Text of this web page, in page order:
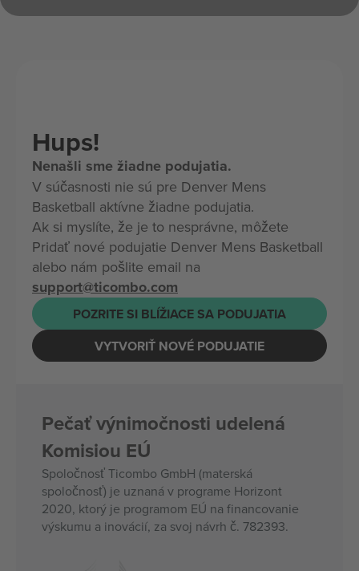
Hups!
Nenašli sme žiadne podujatia.
V súčasnosti nie sú pre Denver Mens
Basketball aktívne žiadne podujatia.
Ak si myslíte, že je to nesprávne, môžete
Pridať nové podujatie Denver Mens Basketball
alebo nám pošlite email na
support@ticombo.com
POZRITE SI BLÍŽIACE SA PODUJATIA
VYTVORIŤ NOVÉ PODUJATIE
Pečať výnimočnosti udelená
Komisiou EÚ
Spoločnosť Ticombo GmbH (materská
spoločnosť) je uznaná v programe Horizont
2020, ktorý je programom EÚ na financovanie
výskumu a inovácií, za svoj návrh č. 782393.